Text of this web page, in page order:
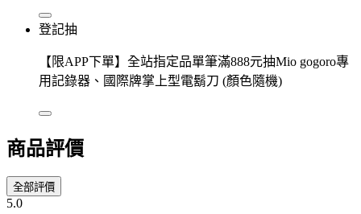
登記抽
【限APP下單】全站指定品單筆滿888元抽Mio gogoro專
用記錄器、國際牌掌上型電鬍刀 (顏色隨機)
商品評價
全部評價
5.0